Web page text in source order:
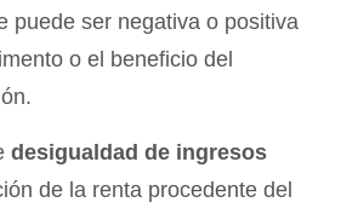
puede ser negativa o positiva
o el beneficio del
desigualdad de ingresos
de la renta procedente del